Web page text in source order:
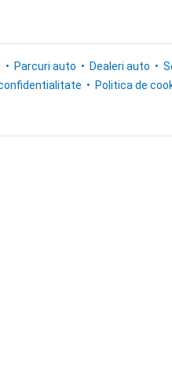
Parcuri auto Dealeri auto
Politica de